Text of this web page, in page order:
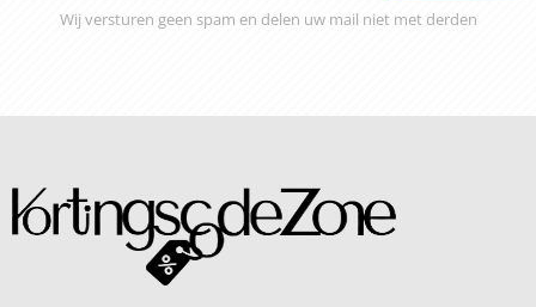
Wij versturen geen spam en delen uw mail niet met derden